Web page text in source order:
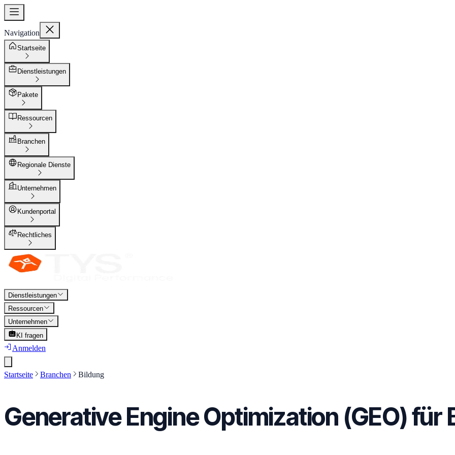
Navigation
Startseite
Dienstleistungen
Pakete
Ressourcen
Branchen
Regionale Dienste
Unternehmen
Kundenportal
Rechtliches
Dienstleistungen
Ressourcen
Unternehmen
KI fragen
Anmelden
Startseite Branchen Bildung
Generative Engine Optimization (GEO) für